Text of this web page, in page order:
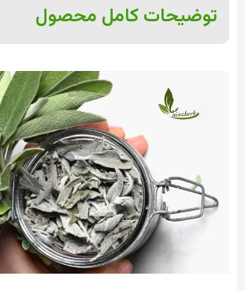
توضیحات کامل محصول